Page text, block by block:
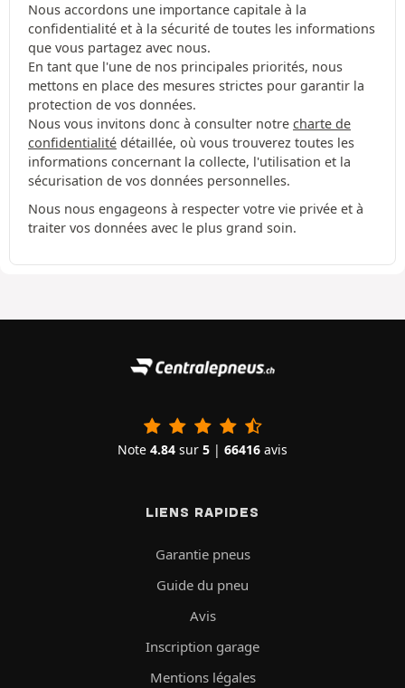
Nous accordons une importance capitale à la
confidentialité et à la sécurité de toutes les informations
que vous partagez avec nous.
En tant que l'une de nos principales priorités, nous
mettons en place des mesures strictes pour garantir la
protection de vos données.
Nous vous invitons donc à consulter notre charte de
confidentialité détaillée, où vous trouverez toutes les
informations concernant la collecte, l'utilisation et la
sécurisation de vos données personnelles.
Nous nous engageons à respecter votre vie privée et à
traiter vos données avec le plus grand soin.
Note 4.84 sur 5 | 66416 avis
LIENS RAPIDES
Garantie pneus
Guide du pneu
Avis
Inscription garage
Mentions légales